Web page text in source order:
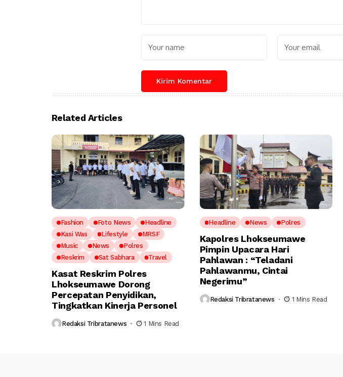
Related Articles
Fashion Foto News
Headline
Kasi Was
Lifestyle
MRSF
Music
News
Polres
Reskrim
Sat Sabhara Travel
Kasat Reskrim Polres
Lhokseumawe Dorong
Percepatan Penyidikan,
Tingkatkan Kinerja Personel
Redaksi Tribratanews 1 Mins Read
Headline News Polres
Kapolres Lhokseumawe
Pimpin Upacara Hari
Pahlawan : “Teladani
Pahlawanmu, Cintai
Negerimu”
Redaksi Tribratanews 1 Mins Read